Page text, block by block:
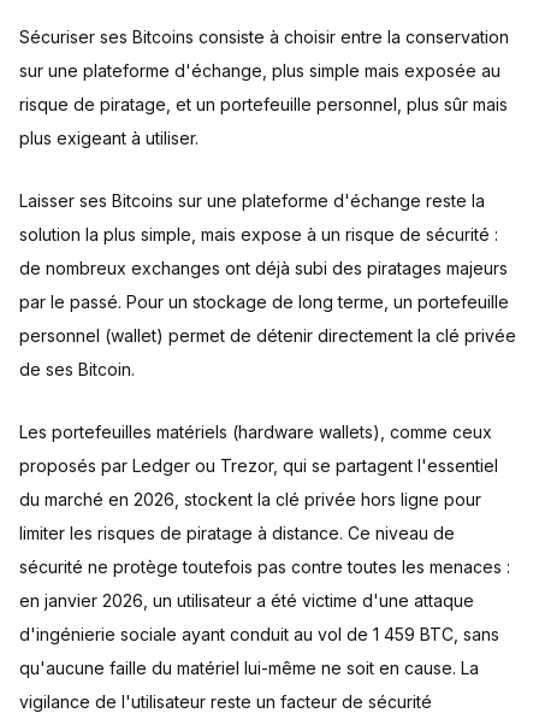
Sécuriser ses Bitcoins consiste à choisir entre la conservation
sur une plateforme d'échange, plus simple mais exposée au
risque de piratage, et un portefeuille personnel, plus sûr mais
plus exigeant à utiliser.
Laisser ses Bitcoins sur une plateforme d'échange reste la
solution la plus simple, mais expose à un risque de sécurité :
de nombreux exchanges ont déjà subi des piratages majeurs
par le passé. Pour un stockage de long terme, un portefeuille
personnel (wallet) permet de détenir directement la clé privée
de ses Bitcoin.
Les portefeuilles matériels (hardware wallets), comme ceux
proposés par Ledger ou Trezor, qui se partagent l'essentiel
du marché en 2026, stockent la clé privée hors ligne pour
limiter les risques de piratage à distance. Ce niveau de
sécurité ne protège toutefois pas contre toutes les menaces :
en janvier 2026, un utilisateur a été victime d'une attaque
d'ingénierie sociale ayant conduit au vol de 1 459 BTC, sans
qu'aucune faille du matériel lui-même ne soit en cause. La
vigilance de l'utilisateur reste un facteur de sécurité